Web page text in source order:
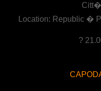
Location: Republic �
?